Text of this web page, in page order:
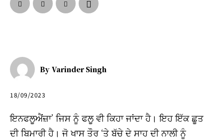
By Varinder Singh
18/09/2023
ਇਨਫਲੂਐਂਜ਼ਾ’ ਜਿਸ ਨੂੰ ਫਲੂ ਵੀ ਕਿਹਾ ਜਾਂਦਾ ਹੈ। ਇਹ ਇੱਕ ਛੂਤ
ਦੀ ਬਿਮਾਰੀ ਹੈ। ਜੋ ਖਾਸ ਤੌਰ ‘ਤੇ ਬੱਚੇ ਦੇ ਸਾਹ ਦੀ ਨਾਲੀ ਨੂੰ